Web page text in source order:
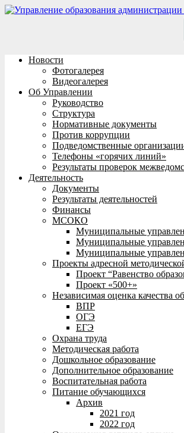
Перейти
Новости
Фотогалерея
Видеогалерея
Об Управлении
Руководство
Структура
Нормативные документы
Против коррупции
Подведомственные
Телефоны «горячих линий»
Результаты проверок
Деятельность
Документы
Результаты деятельностей
Финансы
МСОКО
Муниципальные
Муниципальные
Муниципальные
Проекты адресной
Проект “Равенство
Проект «500+»
Независимая оценка качества
ВПР
ОГЭ
ЕГЭ
Охрана труда
Методическая работа
Дошкольное образование
Дополнительное образование
Воспитательная работа
Питание обучающихся
Архив
2021 год
2022 год